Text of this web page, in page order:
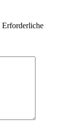
Erforderliche